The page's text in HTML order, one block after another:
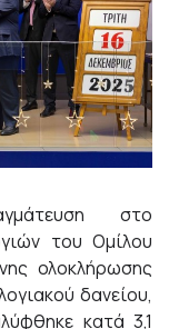
στο
του Ομίλου
ολοκλήρωσης
δανείου,
κατά 3,1